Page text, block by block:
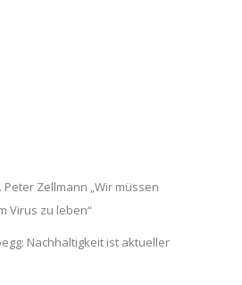
Peter Zellmann „Wir müssen
Virus zu leben“
Nachhaltigkeit ist aktueller